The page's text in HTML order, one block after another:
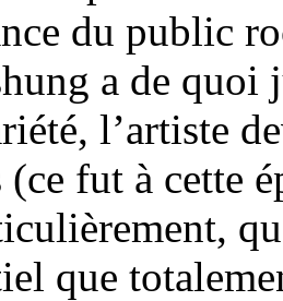
du public
a de
l’artiste
(ce fut à cette
que